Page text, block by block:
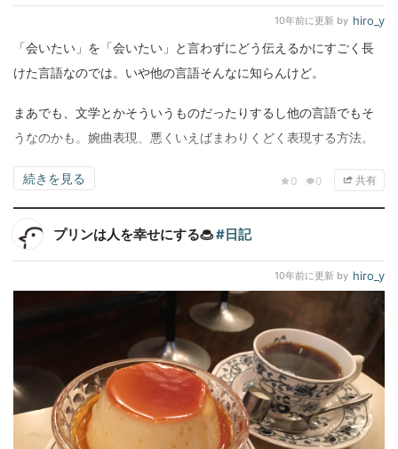
10年前に更新 by hiro_y
0 0 共有
「会いたい」を「会いたい」と言わずにどう伝えるかにすごく長
けた言語なのでは。いや他の言語そんなに知らんけど。
まあでも、文学とかそういうものだったりするし他の言語でもそ
うなのかも。婉曲表現、悪くいえばまわりくどく表現する方法。
続きを見る
プリンは人を幸せにする🍮#日記
10年前に更新 by hiro_y